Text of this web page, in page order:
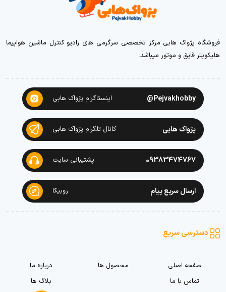
فروشگاه پژواک هابی مرکز تخصصی سرگرمی های رادیو کنترل ماشین هواپیما
هلیکوپتر قایق و موتور میباشد.
Pejvakhobby@ اینستاگرام پژواک هابی
پژواک هابی کانال تلگرام پژواک هابی
09383474767 پشتیبانی سایت
ارسال سریع پیام روبیکا
دسترسی سریع
صفحه اصلی محصول ها
درباره ما
تماس با ما
بلاگ ها